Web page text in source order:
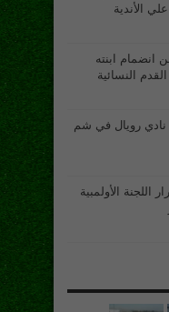
الأندية
ابنته
النسائية
نادي رويال في شم
اللجنة الأولمبية